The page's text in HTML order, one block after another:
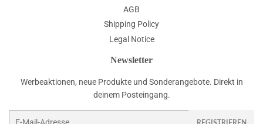
AGB
Shipping Policy
Legal Notice
Newsletter
Werbeaktionen, neue Produkte und Sonderangebote. Direkt in
deinem Posteingang.